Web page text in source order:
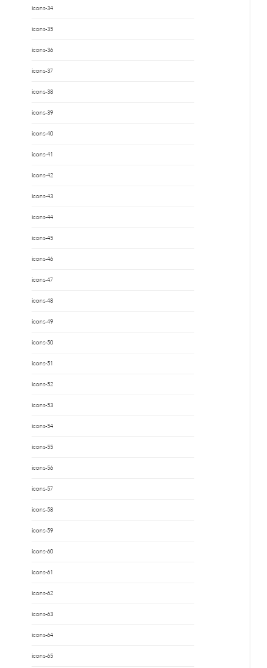
icons-34
icons-35
icons-36
icons-37
icons-38
icons-39
icons-40
icons-41
icons-42
icons-43
icons-44
icons-45
icons-46
icons-47
icons-48
icons-49
icons-50
icons-51
icons-52
icons-53
icons-54
icons-55
icons-56
icons-57
icons-58
icons-59
icons-60
icons-61
icons-62
icons-63
icons-64
icons-65